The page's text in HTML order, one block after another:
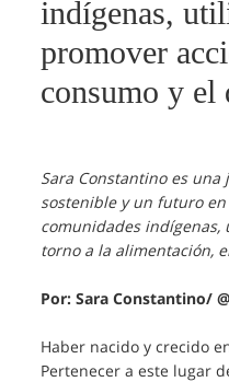
indígenas,
promover
consumo y el
Sara Constantino es
sostenible y un futuro
comunidades
torno a la alimentación,
Por: Sara Constantino/
Haber nacido y crecido
Pertenecer a este lugar